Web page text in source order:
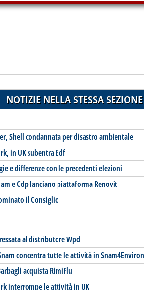
NOTIZIE NELLA STESSA SEZIONE
Shell condannata per disastro ambientale
in UK subentra Edf
e differenze con le precedenti elezioni
e Cdp lanciano piattaforma Renovit
il Consiglio
al distributore Wpd
concentra tutte le attività in
acquista RimiFlu
interrompe le attività in UK